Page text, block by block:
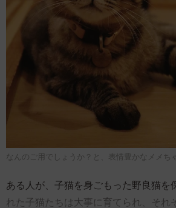
なんのご用でしょうか？と、表情豊かなメメち
ある人が、子猫を身ごもった野良猫を
れた子猫たちは大事に育てられ、それ